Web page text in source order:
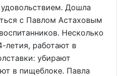
Дошла
с Павлом Астаховым
Несколько
летия, работают в
убирают
в пищеблоке. Павла